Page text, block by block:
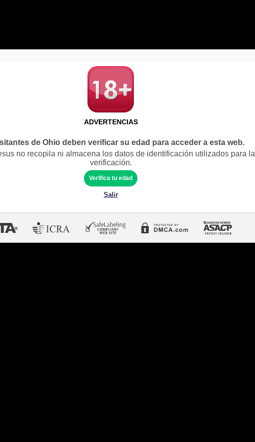
ADVERTENCIAS
de Ohio deben verificar su edad para acceder a esta web.
no recopila ni almacena los datos de identificación utilizados para la
verificación.
Verifica tu edad
Salir